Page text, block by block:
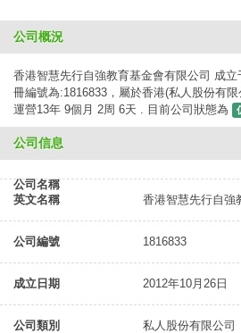
公司概況
香港智慧先行自強教育基金會有限公司 成
冊編號為:1816833，屬於香港(私人股份有
運營13年 9個月 2周 6天 . 目前公司狀態為
公司信息
公司名稱
英文名稱
香港智慧先行自強
公司編號 1816833
成立日期 2012年10月26日
公司類別 私人股份有限公司